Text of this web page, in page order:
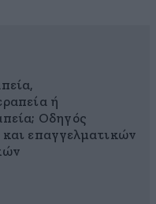
ή
Οδηγός
επαγγελματικών